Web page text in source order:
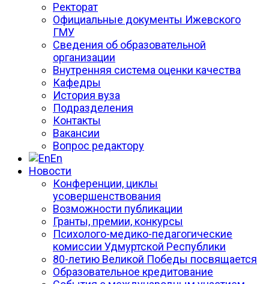
Ректорат
Официальные документы Ижевского
ГМУ
Сведения об образовательной
организации
Внутренняя система оценки качества
Кафедры
История вуза
Подразделения
Контакты
Вакансии
Вопрос редактору
En
Новости
Конференции, циклы
усовершенствования
Возможности публикации
Гранты, премии, конкурсы
Психолого-медико-педагогические
комиссии Удмуртской Республики
80-летию Великой Победы посвящается
Образовательное кредитование